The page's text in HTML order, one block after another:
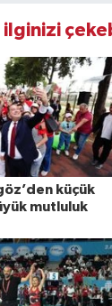
ilginizi
küçük
mutluluk